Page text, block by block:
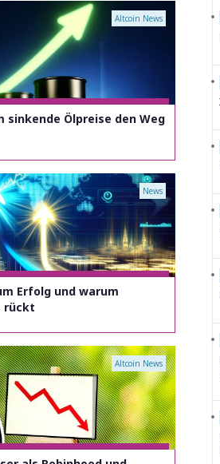
Altcoin News
sinkende Ölpreise den Weg
News
Erfolg und warum
rückt
Altcoin News